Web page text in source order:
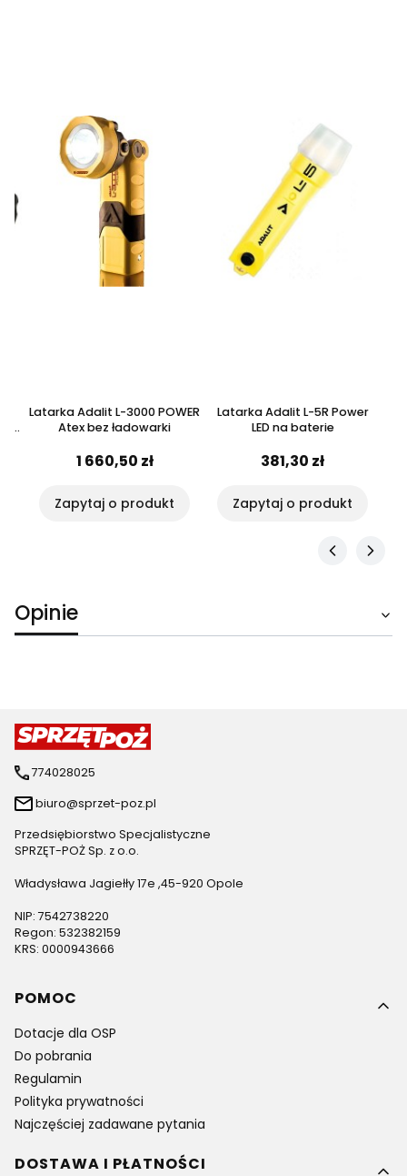
Latarka Adalit L-3000 POWER
Atex bez ładowarki
1 660,50 zł
Zapytaj o produkt
Latarka Adalit L-5R Power
LED na baterie
381,30 zł
Zapytaj o produkt
Opinie
774028025
biuro@sprzet-poz.pl
Przedsiębiorstwo Specjalistyczne
SPRZĘT-POŻ Sp. z o.o.
Władysława Jagiełły 17e ,45-920 Opole
NIP: 7542738220
Regon: 532382159
KRS: 0000943666
Linki w stopce
POMOC
Dotacje dla OSP
Do pobrania
Regulamin
Polityka prywatności
Najczęściej zadawane pytania
DOSTAWA I PŁATNOŚCI